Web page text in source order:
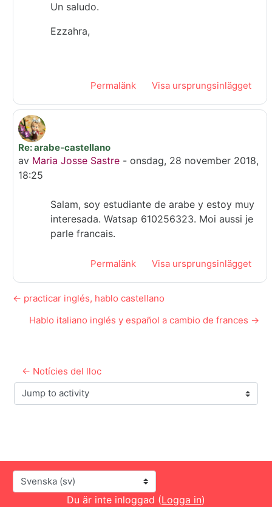
Un saludo.
Ezzahra,
Permalänk Visa ursprungsinlägget
Som svar till aziza arab
Re: arabe-castellano
av Maria Josse Sastre- onsdag, 28 november 2018,
18:25
Salam, soy estudiante de arabe y estoy muy
interesada. Watsap 610256323. Moi aussi je
parle francais.
Permalänk Visa ursprungsinlägget
← practicar inglés, hablo castellano
Hablo italiano inglés y español a cambio de frances →
← Notícies del lloc
Jump to activity
Språk
Du är inte inloggad (Logga in)